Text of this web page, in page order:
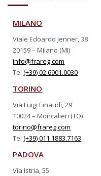
MILANO
Viale Edoardo Jenner, 38
20159 – Milano (MI)
info@frareg.com
Tel(+39) 02 6901.0030
TORINO
Via Luigi Einaudi, 29
10024 – Moncalieri (TO)
torino@frareg.com
Tel(+39) 011 1883.7163
PADOVA
Via Istria, 55